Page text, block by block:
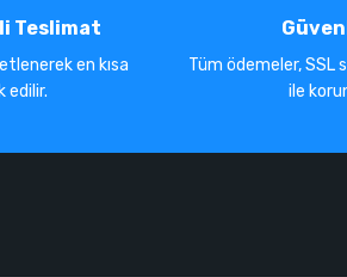
Teslimat
en kısa
edilir.
Tüm ödemeler, SSL
ile